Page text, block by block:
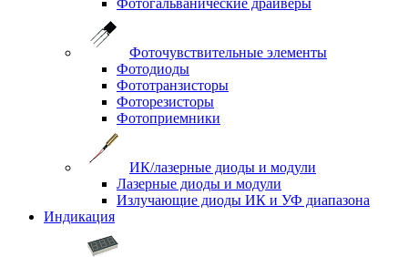
Фотогальванические драйверы
Фоточувствительные элементы
Фотодиоды
Фототранзисторы
Фоторезисторы
Фотоприемники
ИК/лазерные диоды и модули
Лазерные диоды и модули
Излучающие диоды ИК и УФ диапазона
Индикация